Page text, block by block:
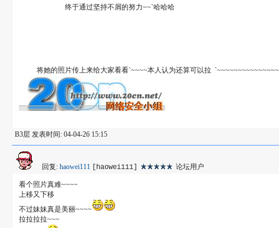
终于通过坚持不屑的努力~~`哈哈哈
将她的照片传上来给大家看看`~~~~本人认为还算可以拉 `~~~~~~~~~~~~~~~
B3层 发表时间: 04-04-26 15:15
回复: haowei111 [haowei111] 论坛用户
看个照片真难~~~~
上移又下移
不过妹妹真是美丽~~~~
拉拉拉拉~~~